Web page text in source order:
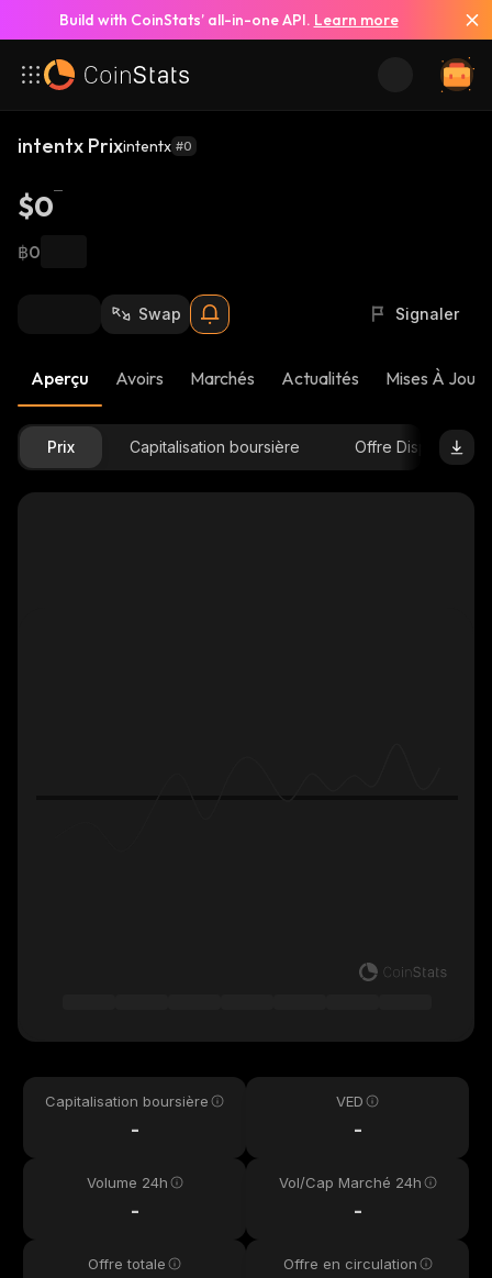
Build with CoinStats’ all-in-one API. Learn more
intentx Prixintentx #0
$0
฿0
Swap Signaler
Aperçu Avoirs Marchés Actualités Mises À Jour
Prix Capitalisation boursière Offre Disponible
Capitalisation boursière
-
VED
-
Volume 24h
-
Vol/Cap Marché 24h
-
Offre totale Offre en circulation